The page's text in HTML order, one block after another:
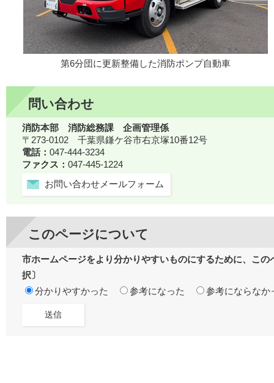
第6分団に更新整備した消防ポンプ自動車
問い合わせ
消防本部 消防総務課 企画管理係
〒273-0102 千葉県鎌ケ谷市右京塚10番12号
電話： 047-444-3234
ファクス： 047-445-1224
お問い合わせメールフォーム
このページについて
市ホームページをより分かりやすいものにするために、こ
択〕
分かりやすかった
参考になった 参考にならなか